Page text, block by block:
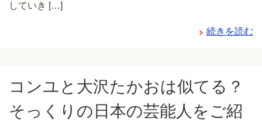
していき […]
続きを読む
コンユと大沢たかおは似てる？
そっくりの日本の芸能人をご紹